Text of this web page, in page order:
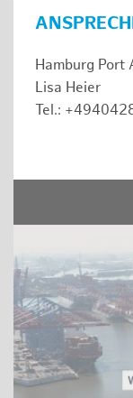
Hamburg Port
Lisa Heier
Tel.: